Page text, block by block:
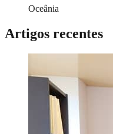
Oceânia
Artigos recentes